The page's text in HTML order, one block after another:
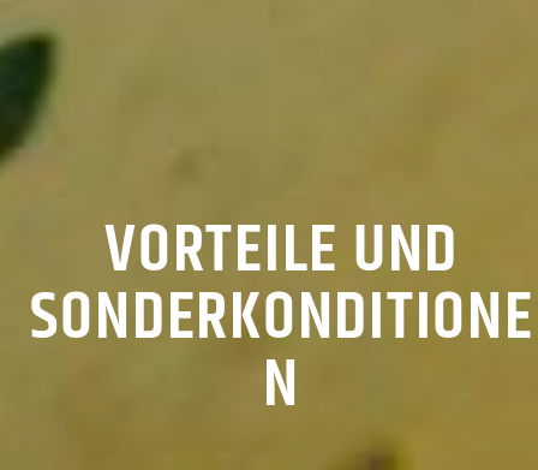
VORTEILE UND
SONDERKONDITIONE
N